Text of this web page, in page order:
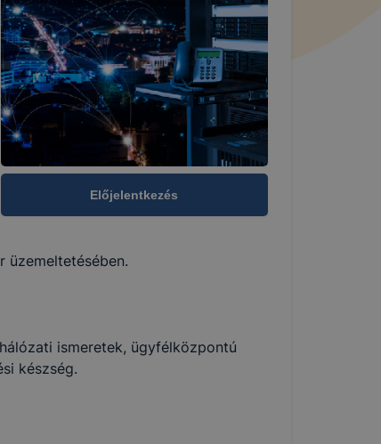
Előjelentkezés
üzemeltetésében.
ismeretek, ügyfélközpontú
készség.